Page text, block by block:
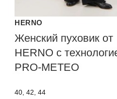
HERNO
Женский пуховик от
HERNO с
PRO-METEO
40, 42, 44